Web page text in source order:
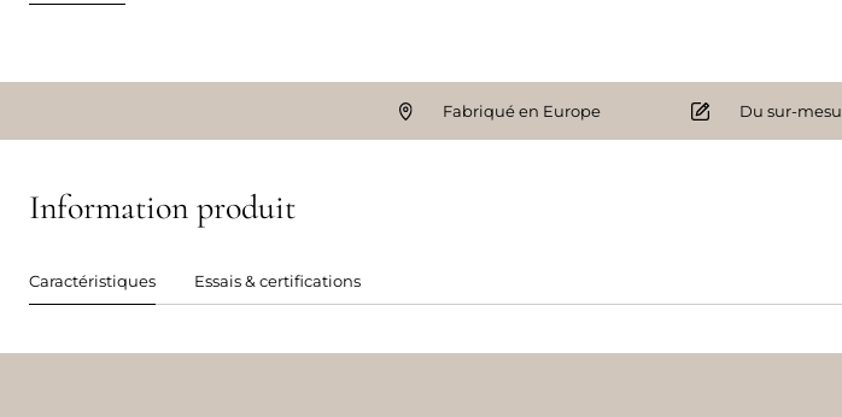
Fabriqué en Europe Du sur-
Information produit
Caractéristiques Essais & certifications